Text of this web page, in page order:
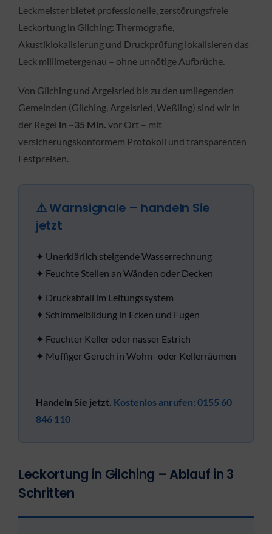
Leckmeister bietet professionelle, zerstörungsfreie
Leckortung in Gilching: Thermografie,
Akustiklokalisierung und Druckprüfung lokalisieren das
Leck millimetergenau – ohne unnötige Aufbrüche.
Von Gilching und Argelsried bis zu den umliegenden
Gemeinden (Gilching, Argelsried, Weßling) sind wir in
der Regel in ~35 Min. vor Ort – mit
versicherungskonformem Protokoll und transparenten
Festpreisen.
⚠️ Warnsignale – handeln Sie
jetzt
✦ Unerklärlich steigende Wasserrechnung
✦ Feuchte Stellen an Wänden oder Decken
✦ Druckabfall im Leitungssystem
✦ Schimmelbildung in Ecken und Fugen
✦ Feuchter Keller oder nasser Estrich
✦ Muffiger Geruch in Wohn- oder Kellerräumen
Handeln Sie jetzt. Kostenlos anrufen: 0155 60
846 110
Leckortung in Gilching – Ablauf in 3
Schritten